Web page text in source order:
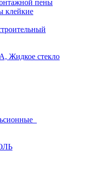
пены
клейкие
Жидкое стекло